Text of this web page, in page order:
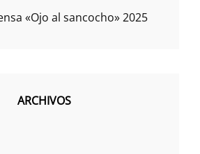
«Ojo al sancocho» 2025
ARCHIVOS